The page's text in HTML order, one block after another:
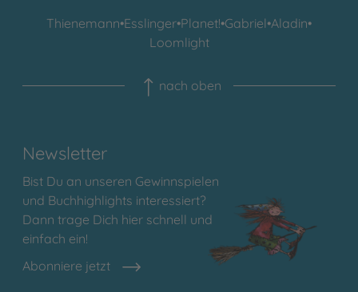
Thienemann•Esslinger•Planet!•Gabriel•Aladin•
Loomlight
nach oben
Newsletter
Bist Du an unseren Gewinnspielen
und Buchhighlights interessiert?
Dann trage Dich hier schnell und
einfach ein!
Abonniere jetzt